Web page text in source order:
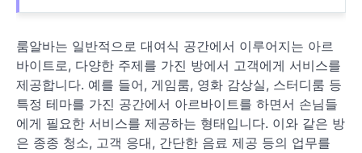
룸알바는 일반적으로 대여식 공간에서 이루어지는 아르
바이트로, 다양한 주제를 가진 방에서 고객에게 서비스를
제공합니다. 예를 들어, 게임룸, 영화 감상실, 스터디룸 등
특정 테마를 가진 공간에서 아르바이트를 하면서 손님들
에게 필요한 서비스를 제공하는 형태입니다. 이와 같은 방
은 종종 청소, 고객 응대, 간단한 음료 제공 등의 업무를